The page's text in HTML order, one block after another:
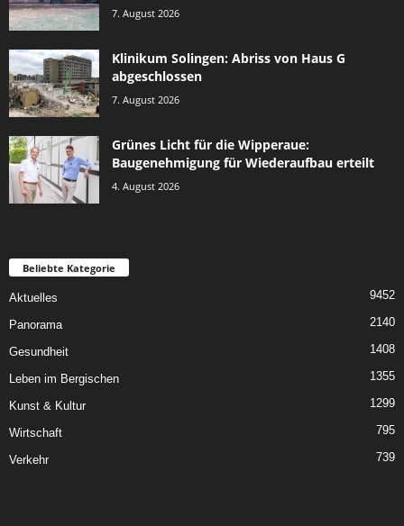
7. August 2026
Klinikum Solingen: Abriss von Haus G
abgeschlossen
7. August 2026
Grünes Licht für die Wipperaue:
Baugenehmigung für Wiederaufbau erteilt
4. August 2026
Beliebte Kategorie
Aktuelles 9452
Panorama 2140
Gesundheit 1408
Leben im Bergischen 1355
Kunst & Kultur 1299
Wirtschaft 795
Verkehr 739